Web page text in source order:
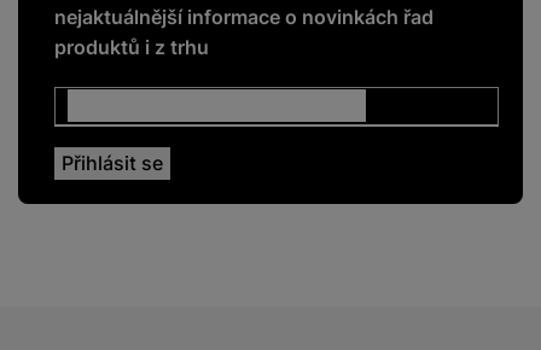
nejaktuálnější informace o novinkách řad
produktů i z trhu